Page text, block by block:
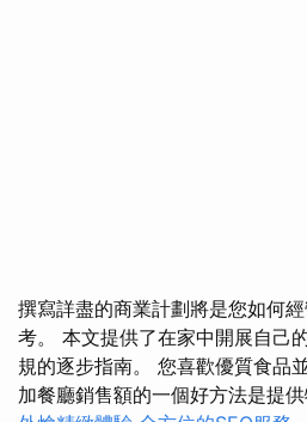
撰寫詳盡的商業計劃將是您如何
考。 本文提供了在家中開展自己
規的逐步指南。 您喜歡優質食品
加餐廳銷售額的一個好方法是提